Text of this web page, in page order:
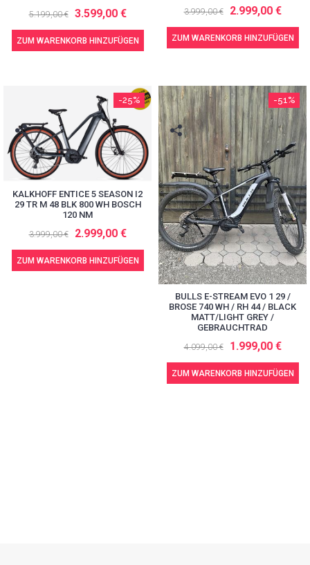
5.199,00 € 3.599,00 €
ZUM WARENKORB HINZUFÜGEN
3.999,00 € 2.999,00 €
ZUM WARENKORB HINZUFÜGEN
-25%
KALKHOFF ENTICE 5 SEASON I2
29 TR M 48 BLK 800 WH BOSCH
120 NM
3.999,00 € 2.999,00 €
ZUM WARENKORB HINZUFÜGEN
-51%
BULLS E-STREAM EVO 1 29 /
BROSE 740 WH / RH 44 / BLACK
MATT/LIGHT GREY /
GEBRAUCHTRAD
4.099,00 € 1.999,00 €
ZUM WARENKORB HINZUFÜGEN